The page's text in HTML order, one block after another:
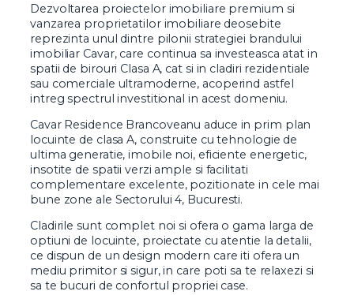
Dezvoltarea proiectelor imobiliare premium si
vanzarea proprietatilor imobiliare deosebite
reprezinta unul dintre pilonii strategiei brandului
imobiliar Cavar, care continua sa investeasca atat in
spatii de birouri Clasa A, cat si in cladiri rezidentiale
sau comerciale ultramoderne, acoperind astfel
intreg spectrul investitional in acest domeniu.
Cavar Residence Brancoveanu aduce in prim plan
locuinte de clasa A, construite cu tehnologie de
ultima generatie, imobile noi, eficiente energetic,
insotite de spatii verzi ample si facilitati
complementare excelente, pozitionate in cele mai
bune zone ale Sectorului 4, Bucuresti.
Cladirile sunt complet noi si ofera o gama larga de
optiuni de locuinte, proiectate cu atentie la detalii,
ce dispun de un design modern care iti ofera un
mediu primitor si sigur, in care poti sa te relaxezi si
sa te bucuri de confortul propriei case.